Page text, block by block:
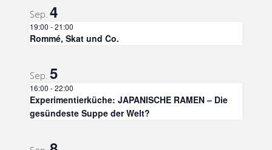
Sep. 4
19:00 -21:00
Rommé, Skat und Co.
Sep. 5
16:00 -22:00
Experimentierküche: JAPANISCHE RAMEN – Die
gesündeste Suppe der Welt?